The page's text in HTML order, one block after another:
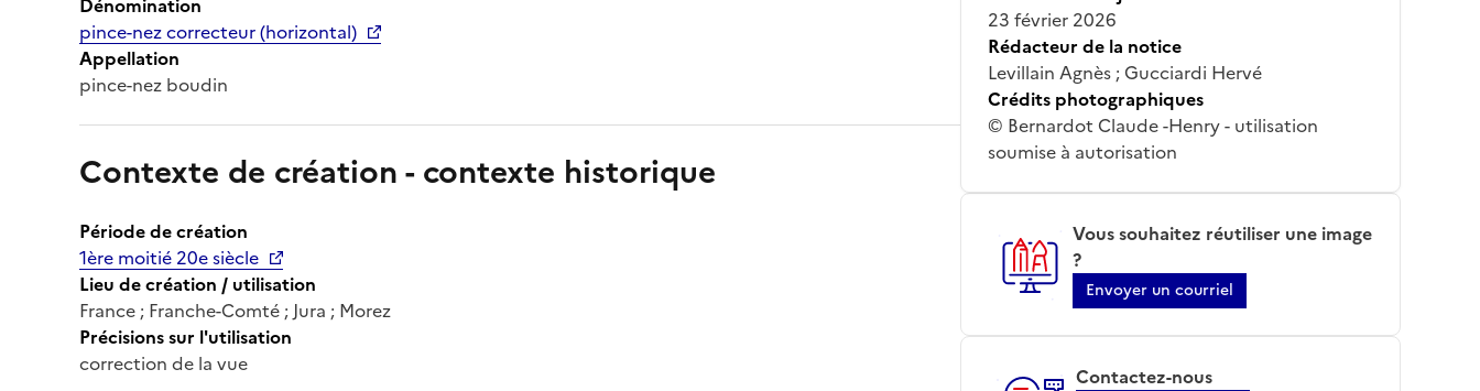
pince-nez correcteur (horizontal)
Appellation
pince-nez boudin
Contexte de création - contexte historique
Période de création
1ère moitié 20e siècle
Lieu de création / utilisation
France ; Franche-Comté ; Jura ; Morez
Précisions sur l'utilisation
correction de la vue
23 février 2026
Rédacteur de la notice
Levillain Agnès ; Gucciardi Hervé
Crédits photographiques
© Bernardot Claude -Henry - utilisation
soumise à autorisation
Vous souhaitez réutiliser une image
?
Envoyer un courriel
Contactez-nous